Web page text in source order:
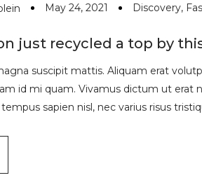
May 24, 2021 Discovery,
just recycled a top by
suscipit mattis. Aliquam erat
id mi quam. Vivamus dictum ut
sapien nisl, nec varius risus